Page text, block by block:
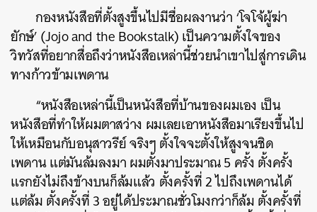
กองหนังสือที่ตั้งสูงขึ้นไปมีชื่อผลงานว่า ‘โจโจ้ผู้ฆ่า
ยักษ์’ (Jojo and the Bookstalk) เป็นความตั้งใจของ
วิทวัสที่อยากสื่อถึงว่าหนังสือเหล่านี้ช่วยนำเขาไปสู่การเดิน
ทางก้าวข้ามเพดาน
“หนังสือเหล่านี้เป็นหนังสือที่บ้านของผมเอง เป็น
หนังสือที่ทำให้ผมตาสว่าง ผมเลยเอาหนังสือมาเรียงขึ้นไป
ให้เหมือนกับอนุสาวรีย์ จริงๆ ตั้งใจจะตั้งให้สูงจนชิด
เพดาน แต่มันล้มลงมา ผมตั้งมาประมาณ 5 ครั้ง ตั้งครั้ง
แรกยังไม่ถึงข้างบนก็ล้มแล้ว ตั้งครั้งที่ 2 ไปถึงเพดานได้
แต่ล้ม ตั้งครั้งที่ 3 อยู่ได้ประมาณชั่วโมงกว่าก็ล้ม ตั้งครั้งที่